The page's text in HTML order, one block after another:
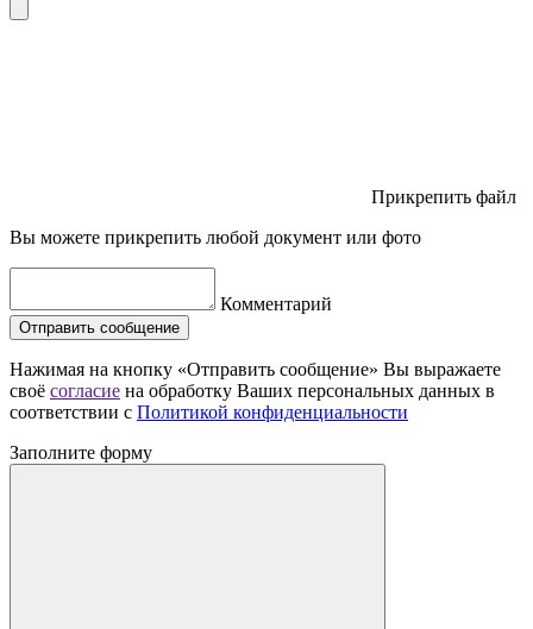
Прикрепить файл
Вы можете прикрепить любой документ или фото
Комментарий
Отправить сообщение
Нажимая на кнопку «Отправить сообщение» Вы выражаете
своё согласие на обработку Ваших персональных данных в
соответствии с Политикой конфиденциальности
Заполните форму